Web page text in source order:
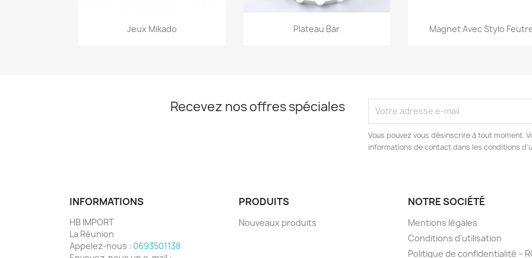
Aperçu rapide
Jeux Mikado Aperçu rapide
Plateau Bar Aperçu rapide
Magnet Avec Stylo
Recevez nos offres spéciales
Vous pouvez vous désinscrire à tout moment.
informations de contact dans les conditions
INFORMATIONS
HB IMPORT
La Réunion
Appelez-nous : 0693501138
PRODUITS
Nouveaux produits
NOTRE SOCIÉTÉ
Mentions légales
Conditions d'utilisation
Politique de confidentialité –